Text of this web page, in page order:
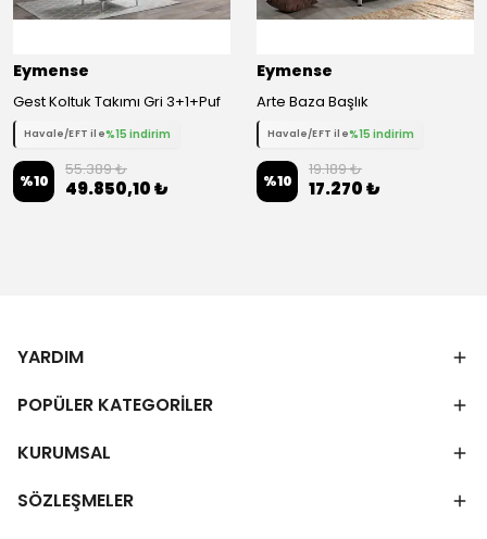
Eymense
Gest Koltuk Takımı Gri 3+1+Puf
Havale/EFT ile%15 indirim
%10
55.389 ₺
49.850,10 ₺
Eymense
Arte Baza Başlık
Havale/EFT ile%15 indirim
%10
19.189 ₺
17.270 ₺
YARDIM
POPÜLER KATEGORİLER
KURUMSAL
SÖZLEŞMELER